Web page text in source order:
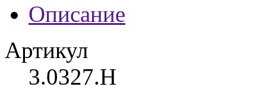
Описание
Артикул
3.0327.H